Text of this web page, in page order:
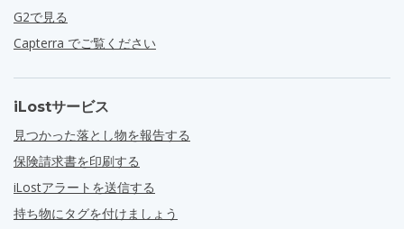
G2で見る
Capterra でご覧ください
iLostサービス
見つかった落とし物を報告する
保険請求書を印刷する
iLostアラートを送信する
持ち物にタグを付けましょう